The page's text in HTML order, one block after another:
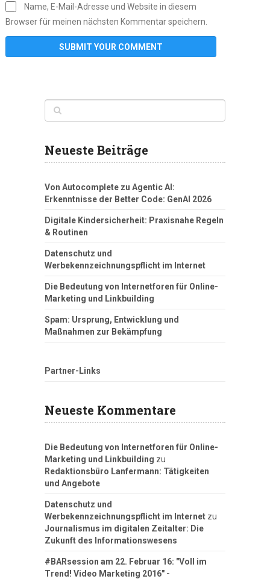
Name, E-Mail-Adresse und Website in diesem
Browser für meinen nächsten Kommentar speichern.
Neueste Beiträge
Von Autocomplete zu Agentic AI:
Erkenntnisse der Better Code: GenAI 2026
Digitale Kindersicherheit: Praxisnahe Regeln
& Routinen
Datenschutz und
Werbekennzeichnungspflicht im Internet
Die Bedeutung von Internetforen für Online-
Marketing und Linkbuilding
Spam: Ursprung, Entwicklung und
Maßnahmen zur Bekämpfung
Partner-Links
Neueste Kommentare
Die Bedeutung von Internetforen für Online-
Marketing und Linkbuilding zu
Redaktionsbüro Lanfermann: Tätigkeiten
und Angebote
Datenschutz und
Werbekennzeichnungspflicht im Internet zu
Journalismus im digitalen Zeitalter: Die
Zukunft des Informationswesens
#BARsession am 22. Februar 16: "Voll im
Trend! Video Marketing 2016" -